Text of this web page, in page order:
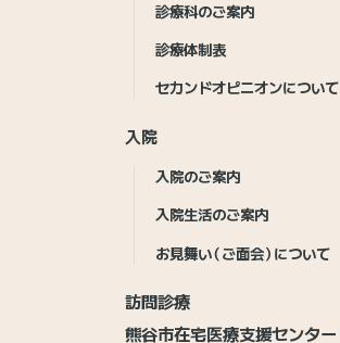
診療科のご案内
診療体制表
セカンドオピニオンについて
入院
入院のご案内
入院生活のご案内
お見舞い（ご面会）について
訪問診療
熊谷市在宅医療支援センター